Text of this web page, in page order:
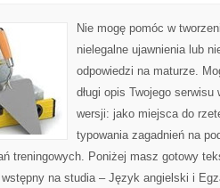
Nie mogę pomóc w
nielegalne ujawnienia lub
odpowiedzi na maturze.
długi opis Twojego
wersji: jako miejsca do
typowania zagadnień na
treningowych. Poniżej masz gotowy
na studia – Język angielski i